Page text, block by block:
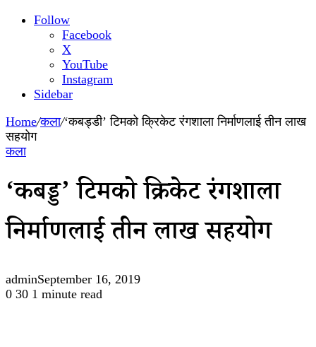
Follow
Facebook
X
YouTube
Instagram
Sidebar
Home/कला/‘कबड्डी’ टिमको क्रिकेट रंगशाला निर्माणलाई तीन लाख
सहयोग
कला
‘कबड्डी’ टिमको क्रिकेट रंगशाला
निर्माणलाई तीन लाख सहयोग
adminSeptember 16, 2019
0 30 1 minute read